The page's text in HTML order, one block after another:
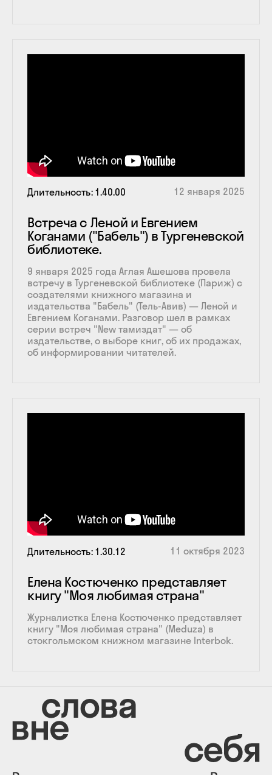
Длительность 1.40.00 12 января 2025
Встреча с Леной и Евгением
Коганами ("Бабель") в Тургеневской
библиотеке.
9 января 2025 года Аглая Ашешова провела
встречу в Тургеневской библиотеке (Париж) с
создателями книжного магазина и
издательства "Бабель" (Тель-Авив) — Леной и
Евгением Коганами. Разговор шел в рамках
серии встреч "New тамиздат" — об
издательстве, о выборе книг, об их продажах,
об информировании читателей.
Длительность 1.30.12 11 октября 2023
Елена Костюченко представляет
книгу "Моя любимая страна"
Журналистка Елена Костюченко представляет
книгу "Моя любимая страна" (Meduza) в
стокгольмском книжном магазине Interbok.